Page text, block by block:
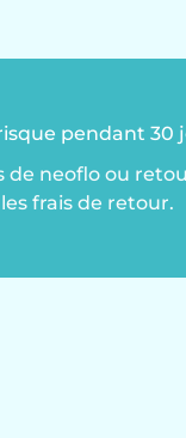
pendant 30
de neoflo ou
frais de retour.